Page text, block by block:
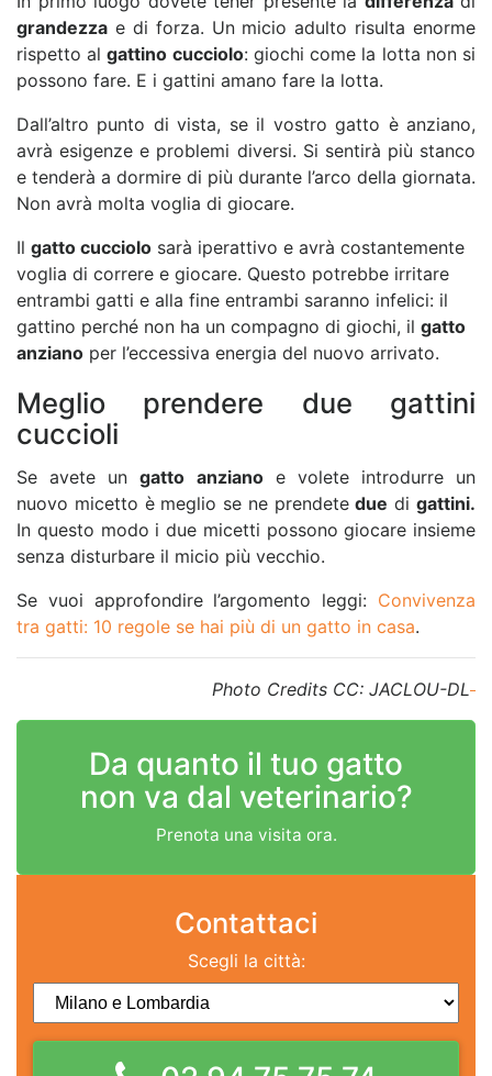
grandezza e di forza. Un micio adulto risulta enorme
rispetto algattino cucciolo: giochi come la lotta non si
possono fare. E i gattini amano fare la lotta.
Dall’altro punto di vista, se il vostro gatto è anziano,
avrà esigenze e problemi diversi. Si sentirà più stanco
e tenderà a dormire di più durante l’arco della giornata.
Non avrà molta voglia di giocare.
Il gatto cucciolo sarà iperattivo e avrà costantemente
voglia di correre e giocare. Questo potrebbe irritare
entrambi gatti e alla fine entrambi saranno infelici: il
gattino perché non ha un compagno di giochi, il gatto
anziano per l’eccessiva energia del nuovo arrivato.
Meglio prendere due gattini
cuccioli
Se avete ungatto anzianoe volete introdurre un
nuovo micetto è meglio se ne prendetedue digattini.
In questo modo i due micetti possono giocare insieme
senza disturbare il micio più vecchio.
Se vuoi approfondire l’argomento leggi: Convivenza
tra gatti: 10 regole se hai più di un gatto in casa.
Photo Credits CC: JACLOU-DL
Da quanto il tuo gatto
non va dal veterinario?
Prenota una visita ora.
Contattaci
Scegli la città: